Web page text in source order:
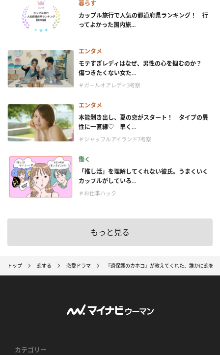
暮らす
カップル旅行で人気の都道府県ランキング！ 行
ってよかった国内旅...
エンタメ
モテすぎレディはなぜ、男性の心を掴むのか？
傷つきたくない女た...
＃ガールオアレディ3考察
エンタメ
本能剥き出し、夏の恋がスタート！ タイプの異
性に一直線♡ 早く...
＃シャッフルアイランド7考察
働く
「推し活」を理解してくれない彼氏。うまくいく
カップルがしている...
＃お仕事ハック
もっと見る
トップ 恋する 恋愛ドラマ 『過保護のカホコ』が教えてくれた、誰かに恋を
カテゴリー